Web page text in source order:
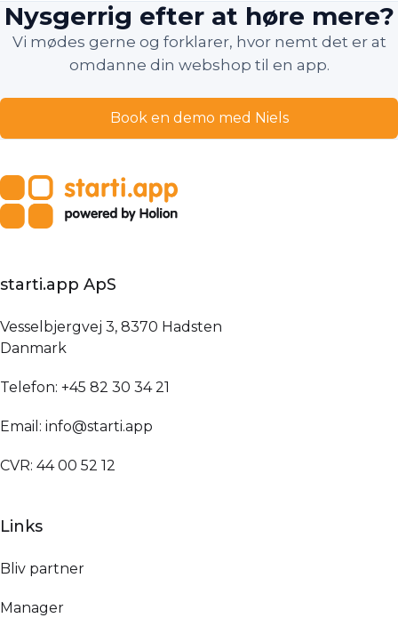
Nysgerrig efter at høre mere?
Vi mødes gerne og forklarer, hvor nemt det er at
omdanne din webshop til en app.
Book en demo med Niels
starti.app ApS
Vesselbjergvej 3, 8370 Hadsten
Danmark
Telefon: +45 82 30 34 21
Email: info@starti.app
CVR: 44 00 52 12
Links
Bliv partner
Manager